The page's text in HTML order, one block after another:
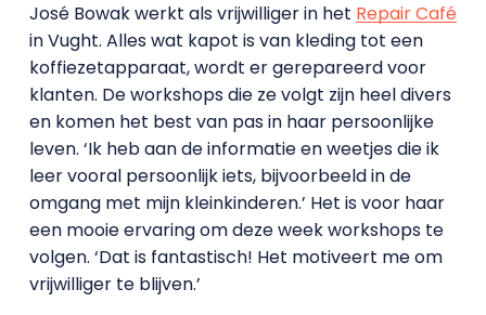
José Bowak werkt als vrijwilliger in het Repair Café
in Vught. Alles wat kapot is van kleding tot een
koffiezetapparaat, wordt er gerepareerd voor
klanten. De workshops die ze volgt zijn heel divers
en komen het best van pas in haar persoonlijke
leven. ‘Ik heb aan de informatie en weetjes die ik
leer vooral persoonlijk iets, bijvoorbeeld in de
omgang met mijn kleinkinderen.’ Het is voor haar
een mooie ervaring om deze week workshops te
volgen. ‘Dat is fantastisch! Het motiveert me om
vrijwilliger te blijven.’